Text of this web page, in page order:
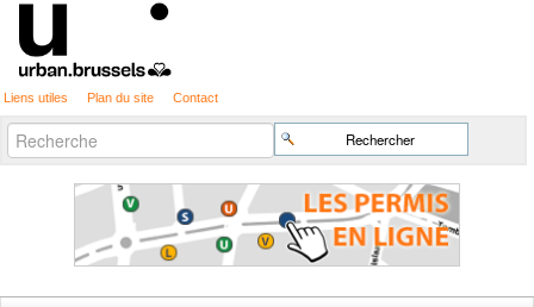
Liens utiles Plan du site Contact
Chercher par
Recherche
avancée…